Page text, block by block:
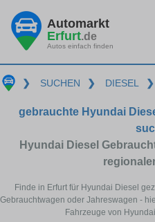
Automarkt
Erfurt.de
Autos einfach finden
❯ SUCHEN ❯ DIESEL ❯
gebrauchte Hyundai
Hyundai Diesel
Finde in Erfurt für Hyundai Diesel
Gebrauchtwagen oder Jahreswagen -
Fahrzeuge von